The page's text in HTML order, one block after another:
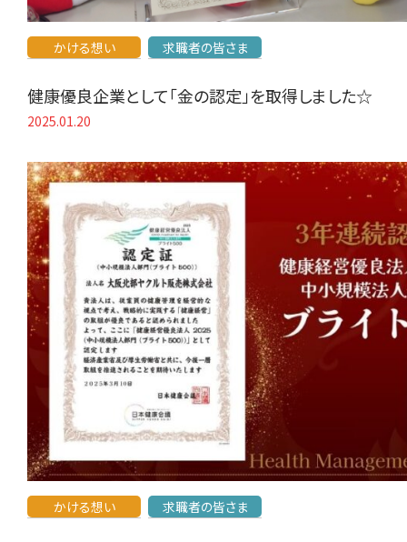
かける想い 求職者の皆さま
健康優良企業として「金の認定」を取得しました☆
2025.01.20
かける想い 求職者の皆さま